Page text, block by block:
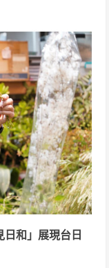
和」展現台日